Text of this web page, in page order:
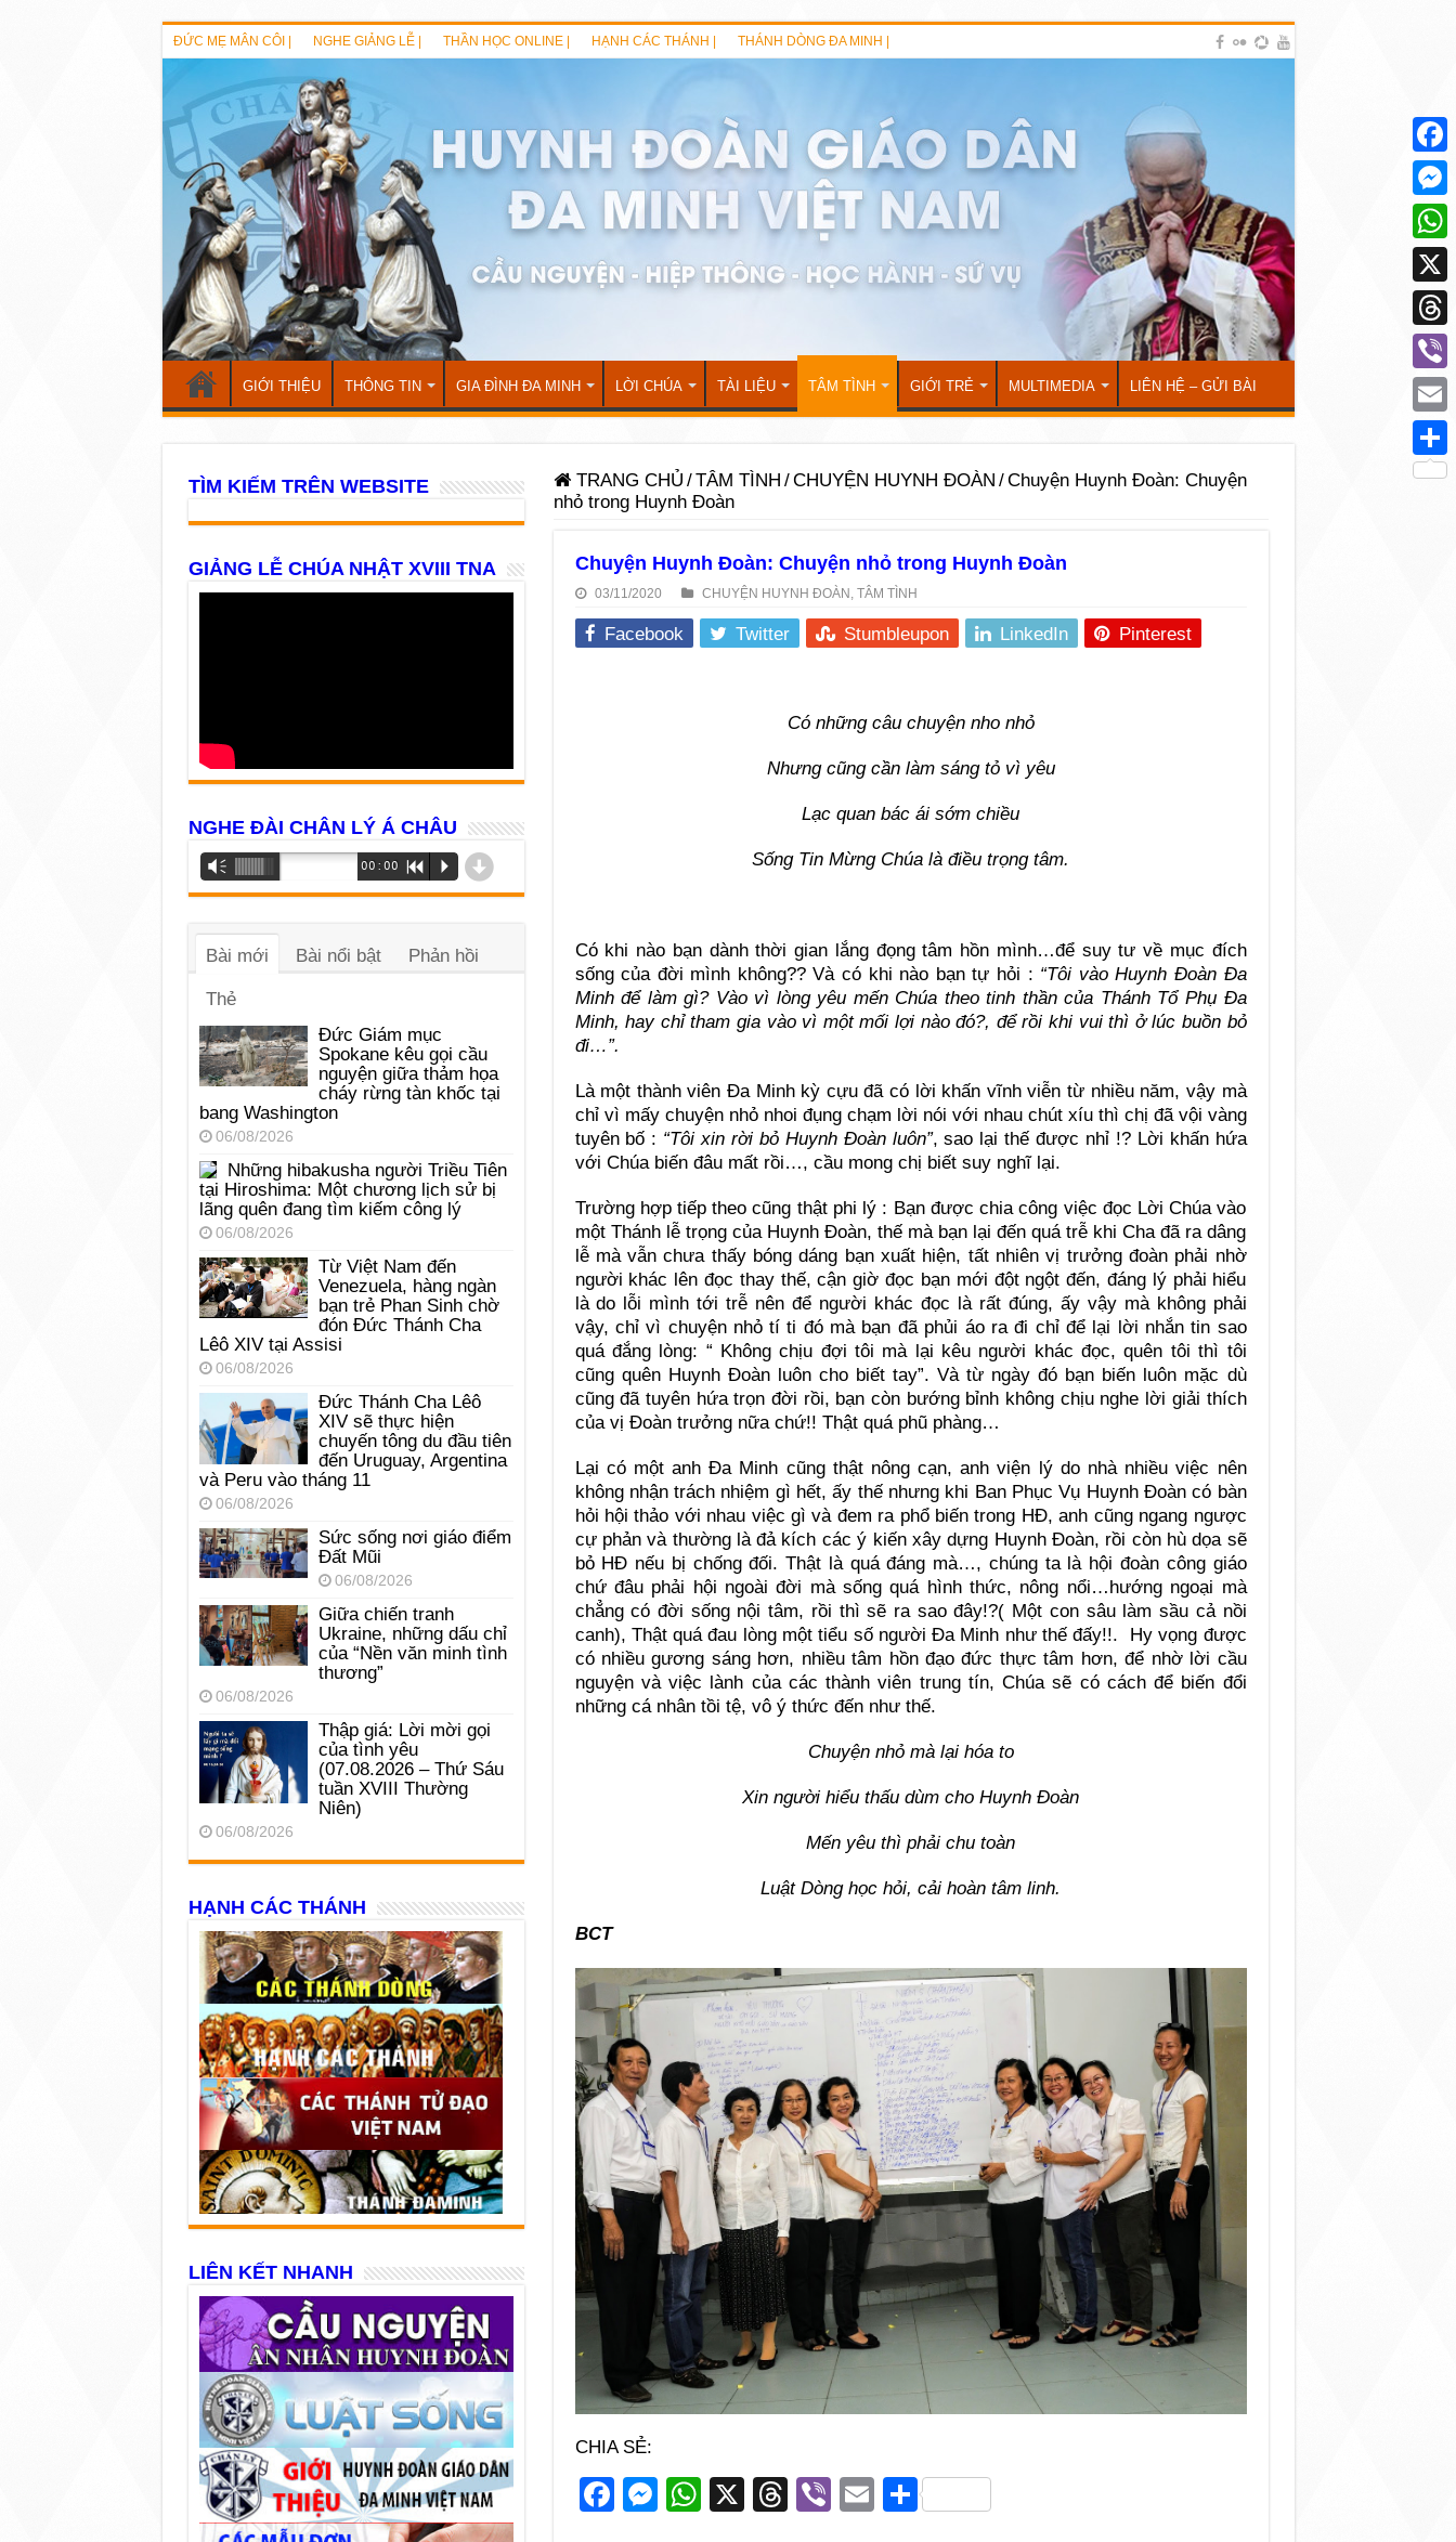
ĐỨC MẸ MÂN CÔI | NGHE GIẢNG LỄ | THẦN HỌC ONLINE | HẠNH CÁC THÁNH | THÁNH DÒNG ĐA MINH |
GIỚI THIỆU THÔNG TIN GIA ĐÌNH ĐA MINH LỜI CHÚA TÀI LIỆU TÂM TÌNH GIỚI TRẺ MULTIMEDIA LIÊN HỆ – GỬI BÀI
TRANG CHỦ /TÂM TÌNH /CHUYỆN HUYNH ĐOÀN /Chuyện Huynh Đoàn: Chuyện
nhỏ trong Huynh Đoàn
Chuyện Huynh Đoàn: Chuyện nhỏ trong Huynh Đoàn
03/11/2020 CHUYỆN HUYNH ĐOÀN , TÂM TÌNH
Facebook Twitter Stumbleupon LinkedIn Pinterest
Có những câu chuyện nho nhỏ
Nhưng cũng cần làm sáng tỏ vì yêu
Lạc quan bác ái sớm chiều
Sống Tin Mừng Chúa là điều trọng tâm.
Có khi nào bạn dành thời gian lắng đọng tâm hồn mình…để suy tư về mục đích
sống của đời mình không?? Và có khi nào bạn tự hỏi : “Tôi vào Huynh Đoàn Đa
Minh để làm gì? Vào vì lòng yêu mến Chúa theo tinh thần của Thánh Tổ Phụ Đa
Minh, hay chỉ tham gia vào vì một mối lợi nào đó?, để rồi khi vui thì ở lúc buồn bỏ
đi…”.
Là một thành viên Đa Minh kỳ cựu đã có lời khấn vĩnh viễn từ nhiều năm, vậy mà
chỉ vì mấy chuyện nhỏ nhoi đụng chạm lời nói với nhau chút xíu thì chị đã vội vàng
tuyên bố : “Tôi xin rời bỏ Huynh Đoàn luôn”, sao lại thế được nhỉ !? Lời khấn hứa
với Chúa biến đâu mất rồi…, cầu mong chị biết suy nghĩ lại.
Trường hợp tiếp theo cũng thật phi lý : Bạn được chia công việc đọc Lời Chúa vào
một Thánh lễ trọng của Huynh Đoàn, thế mà bạn lại đến quá trễ khi Cha đã ra dâng
lễ mà vẫn chưa thấy bóng dáng bạn xuất hiện, tất nhiên vị trưởng đoàn phải nhờ
người khác lên đọc thay thế, cận giờ đọc bạn mới đột ngột đến, đáng lý phải hiểu
là do lỗi mình tới trễ nên để người khác đọc là rất đúng, ấy vậy mà không phải
vậy, chỉ vì chuyện nhỏ tí ti đó mà bạn đã phủi áo ra đi chỉ để lại lời nhắn tin sao
quá đắng lòng: “ Không chịu đợi tôi mà lại kêu người khác đọc, quên tôi thì tôi
cũng quên Huynh Đoàn luôn cho biết tay”. Và từ ngày đó bạn biến luôn mặc dù
cũng đã tuyên hứa trọn đời rồi, bạn còn bướng bỉnh không chịu nghe lời giải thích
của vị Đoàn trưởng nữa chứ!! Thật quá phũ phàng…
Lại có một anh Đa Minh cũng thật nông cạn, anh viện lý do nhà nhiều việc nên
không nhận trách nhiệm gì hết, ấy thế nhưng khi Ban Phục Vụ Huynh Đoàn có bàn
hỏi hội thảo với nhau việc gì và đem ra phổ biến trong HĐ, anh cũng ngang ngược
cự phản và thường là đả kích các ý kiến xây dựng Huynh Đoàn, rồi còn hù dọa sẽ
bỏ HĐ nếu bị chống đối. Thật là quá đáng mà…, chúng ta là hội đoàn công giáo
chứ đâu phải hội ngoài đời mà sống quá hình thức, nông nổi…hướng ngoại mà
chẳng có đời sống nội tâm, rồi thì sẽ ra sao đây!?( Một con sâu làm sầu cả nồi
canh), Thật quá đau lòng một tiểu số người Đa Minh như thế đấy!!. Hy vọng được
có nhiều gương sáng hơn, nhiều tâm hồn đạo đức thực tâm hơn, để nhờ lời cầu
nguyện và việc lành của các thành viên trung tín, Chúa sẽ có cách để biến đổi
những cá nhân tồi tệ, vô ý thức đến như thế.
Chuyện nhỏ mà lại hóa to
Xin người hiểu thấu dùm cho Huynh Đoàn
Mến yêu thì phải chu toàn
Luật Dòng học hỏi, cải hoàn tâm linh.
BCT
CHIA SẺ:
F
M
W
X
T
Vi
E S
TÌM KIẾM TRÊN WEBSITE
GIẢNG LỄ CHÚA NHẬT XVIII TNA
NGHE ĐÀI CHÂN LÝ Á CHÂU
Trình
phát
âm
Vm 00:00 R P d
Bài mới Bài nổi bật Phản hồi
Thẻ
Đức Giám mục
Spokane kêu gọi cầu
nguyện giữa thảm họa
cháy rừng tàn khốc tại
bang Washington
06/08/2026
Những hibakusha người Triều Tiên
tại Hiroshima: Một chương lịch sử bị
lãng quên đang tìm kiếm công lý
06/08/2026
Từ Việt Nam đến
Venezuela, hàng ngàn
bạn trẻ Phan Sinh chờ
đón Đức Thánh Cha
Lêô XIV tại Assisi
06/08/2026
Đức Thánh Cha Lêô
XIV sẽ thực hiện
chuyến tông du đầu tiên
đến Uruguay, Argentina
và Peru vào tháng 11
06/08/2026
Sức sống nơi giáo điểm
Đất Mũi
06/08/2026
Giữa chiến tranh
Ukraine, những dấu chỉ
của “Nền văn minh tình
thương”
06/08/2026
Thập giá: Lời mời gọi
của tình yêu
(07.08.2026 – Thứ Sáu
tuần XVIII Thường
Niên)
06/08/2026
HẠNH CÁC THÁNH
LIÊN KẾT NHANH
X
Viber